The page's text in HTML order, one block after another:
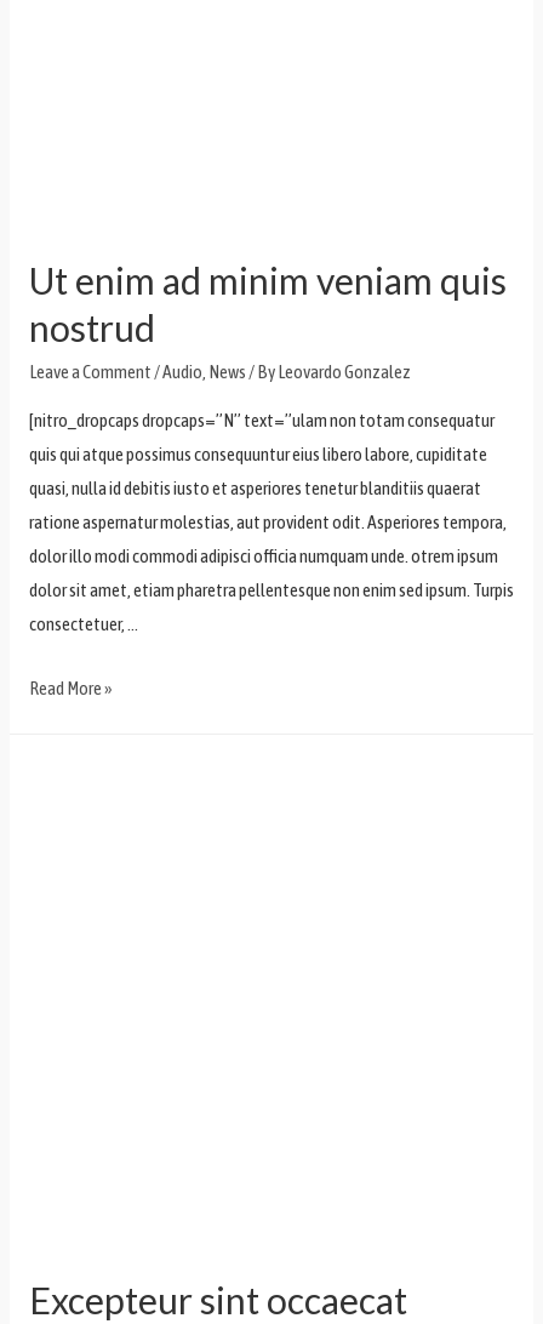
Ut enim ad minim veniam quis
nostrud
Leave a Comment /Audio News / ByLeovardo Gonzalez
[nitro_dropcaps dropcaps=”N” text=”ulam non totam consequatur
quis qui atque possimus consequuntur eius libero labore, cupiditate
quasi, nulla id debitis iusto et asperiores tenetur blanditiis quaerat
ratione aspernatur molestias, aut provident odit. Asperiores tempora,
dolor illo modi commodi adipisci officia numquam unde. otrem ipsum
dolor sit amet, etiam pharetra pellentesque non enim sed ipsum. Turpis
consectetuer, …
Read More »
Excepteur sint occaecat